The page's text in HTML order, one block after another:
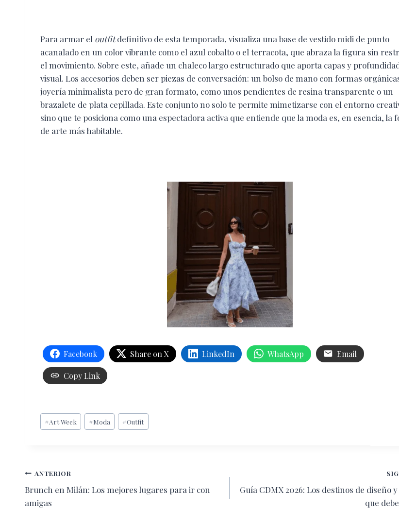
Para armar el outfitdefinitivo de esta temporada, visualiza una base de vestido midi de punto
acanalado en un color vibrante como el azul cobalto o el terracota, que abraza la figura sin
el movimiento. Sobre este, añade un chaleco largo estructurado que aporta capas y
visual. Los accesorios deben ser piezas de conversación: un bolso de mano con formas
joyería minimalista pero de gran formato, como unos pendientes de resina transparente o un
brazalete de plata cepillada. Este conjunto no solo te permite mimetizarse con el entorno
sino que te posiciona como una espectadora activa que entiende que la moda es, en esencia, la
de arte más habitable.
Facebook Share on X LinkedIn WhatsApp Email
Copy Link
Etiquetas
de
#Art Week #Moda #Outfit
Navegación
de
ANTERIOR
Brunch en Milán: Los mejores lugares para ir con
amigas
Guía CDMX 2026: Los destinos de diseño
que